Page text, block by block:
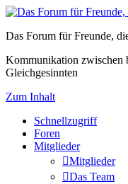
Das Forum für Freunde,
Kommunikation zwischen
Gleichgesinnten
Zum Inhalt
Schnellzugriff
Foren
Mitglieder
Mitglieder
Das Team